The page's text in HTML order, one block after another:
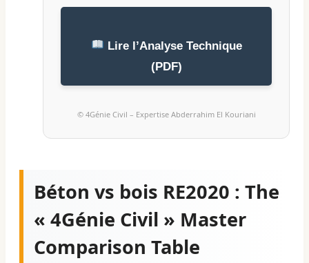
Lire l’Analyse Technique
(PDF)
© 4Génie Civil – Expertise Abderrahim El Kouriani
Béton vs bois RE2020 : The
« 4Génie Civil » Master
Comparison Table